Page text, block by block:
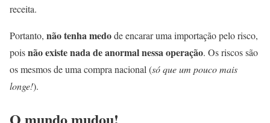
receita.
Portanto, não tenha medode encarar uma importação pelo risco,
poisnão existe nada de anormal nessa operação. Os riscos são
os mesmos de uma compra nacional (só que um pouco mais
longe!).